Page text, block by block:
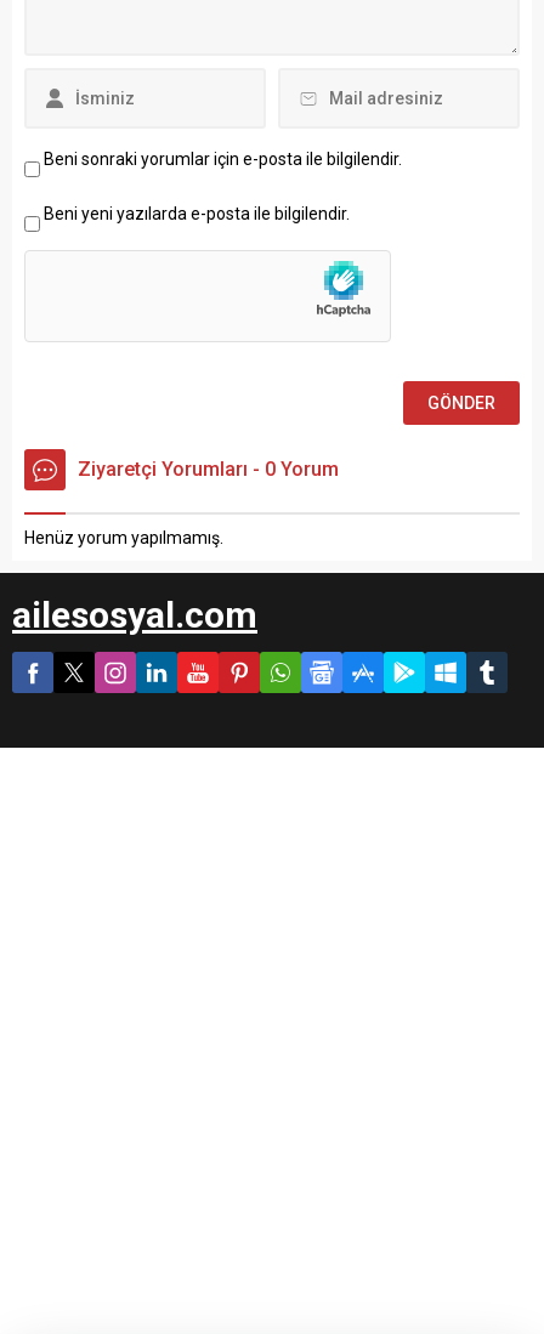
Beni sonraki yorumlar için e-posta ile bilgilendir.
Beni yeni yazılarda e-posta ile bilgilendir.
Ziyaretçi Yorumları - 0 Yorum
Henüz yorum yapılmamış.
ailesosyal.com